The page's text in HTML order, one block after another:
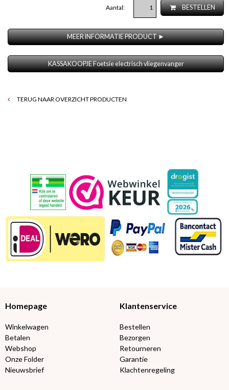
Aantal: BESTELLEN
MEER INFORMATIE PRODUCT ►
KASSAKOOPJE Foetsie electrisch vliegenvanger
TERUG NAAR OVERZICHT PRODUCTEN
Homepage
Winkelwagen
Betalen
Webshop
Onze Folder
Nieuwsbrief
Klantenservice
Bestellen
Bezorgen
Retourneren
Garantie
Klachtenregeling